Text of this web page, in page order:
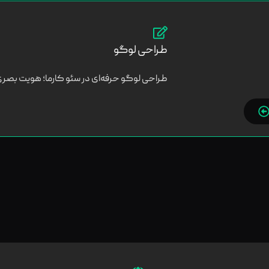
طراحی لوگو
طراحی لوگو حرفه‌ای در سئو کارما؛ هویت